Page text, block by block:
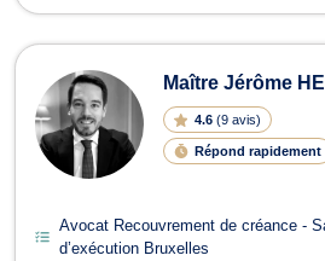
Maître Jérôme
4.6 (9 avis)
Répond rapidement
Avocat Recouvrement de créance -
d’exécution Bruxelles